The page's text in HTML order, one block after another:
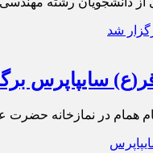
سایپاپرس
همام در نمازخانه